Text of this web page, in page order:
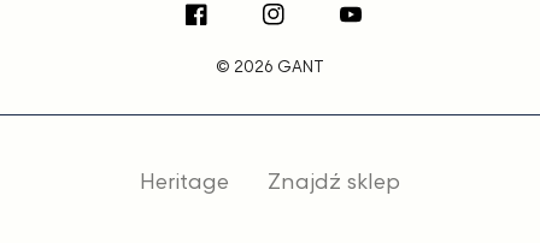
FacebookInstagramYouTube
© 2026 GANT
Heritage Znajdź sklep